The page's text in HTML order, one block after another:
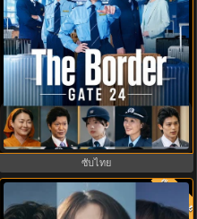
GATE24: หน่วยสกัดภัยข้ามแดน
(2026) ซับไทย EP.1-10
ซับไทย
พากย์ไทย